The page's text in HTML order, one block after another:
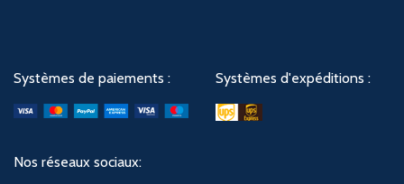
Systèmes de paiements : Systèmes d'expéditions :
Nos réseaux sociaux: